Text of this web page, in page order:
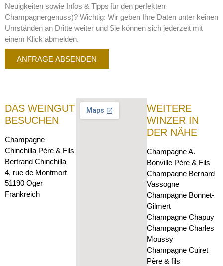
Neuigkeiten sowie Infos & Tipps für den perfekten
Champagnergenuss)? Wichtig: Wir geben Ihre Daten unter keinen
Umständen an Dritte weiter und Sie können sich jederzeit mit
einem Klick abmelden.
ANFRAGE ABSENDEN
DAS WEINGUT
BESUCHEN
Champagne
Chinchilla Père & Fils
Bertrand Chinchilla
4, rue de Montmort
51190 Oger
Frankreich
WEITERE
WINZER IN
DER NÄHE
Champagne A.
Bonville Père & Fils
Champagne Bernard
Vassogne
Champagne Bonnet-
Gilmert
Champagne Chapuy
Champagne Charles
Moussy
Champagne Cuiret
Père & fils